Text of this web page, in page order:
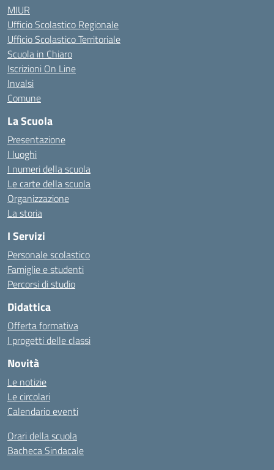
MIUR
Ufficio Scolastico Regionale
Ufficio Scolastico Territoriale
Scuola in Chiaro
Iscrizioni On Line
Invalsi
Comune
La Scuola
Presentazione
I luoghi
I numeri della scuola
Le carte della scuola
Organizzazione
La storia
I Servizi
Personale scolastico
Famiglie e studenti
Percorsi di studio
Didattica
Offerta formativa
I progetti delle classi
Novità
Le notizie
Le circolari
Calendario eventi
Orari della scuola
Bacheca Sindacale